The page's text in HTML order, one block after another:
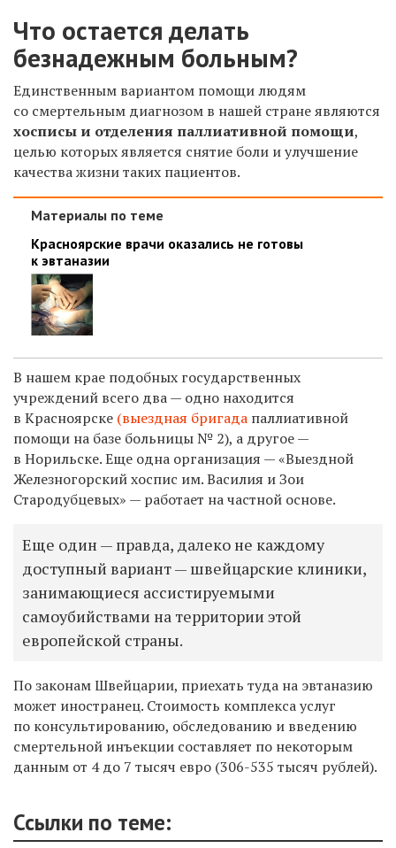
Что остается делать
безнадежным больным?
Единственным вариантом помощи людям
со смертельным диагнозом в нашей стране являются
хосписы и отделения паллиативной помощи,
целью которых является снятие боли и улучшение
качества жизни таких пациентов.
Материалы по теме
Красноярские врачи оказались не готовы
к эвтаназии
В нашем крае подобных государственных
учреждений всего два — одно находится
в Красноярске (выездная бригада паллиативной
помощи на базе больницы № 2), а другое —
в Норильске. Еще одна организация — «Выездной
Железногорский хоспис им. Василия и Зои
Стародубцевых» — работает на частной основе.
Еще один — правда, далеко не каждому
доступный вариант — швейцарские клиники,
занимающиеся ассистируемыми
самоубийствами на территории этой
европейской страны.
По законам Швейцарии, приехать туда на эвтаназию
может иностранец. Стоимость комплекса услуг
по консультированию, обследованию и введению
смертельной инъекции составляет по некоторым
данным от 4 до 7 тысяч евро (306-535 тысяч рублей).
Ссылки по теме: